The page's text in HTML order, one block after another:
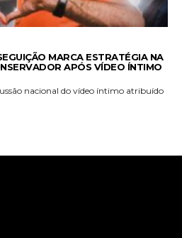
MARCA ESTRATÉGIA NA
APÓS VÍDEO ÍNTIMO
nacional do vídeo íntimo atribuído